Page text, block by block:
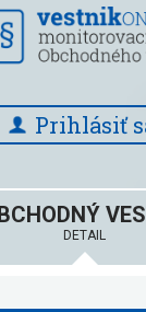
Prihlásiť
DETAIL